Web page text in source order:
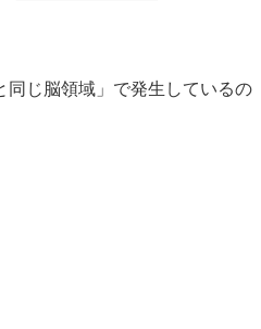
じ脳領域」で発生しているの